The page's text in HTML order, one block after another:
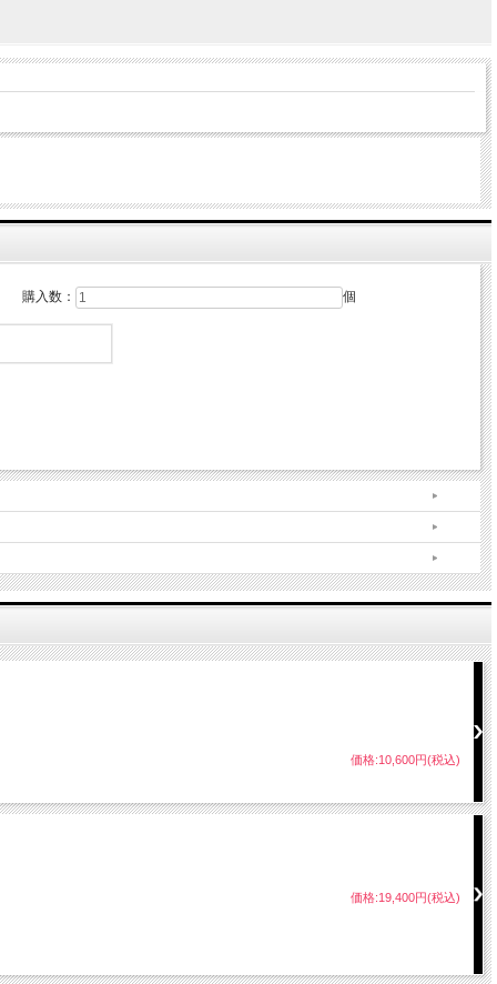
購入数： 個
価格:10,600円(税込)
価格:19,400円(税込)